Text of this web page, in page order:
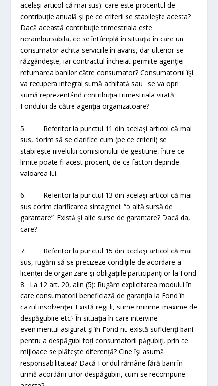
acelaşi articol că mai sus): care este procentul de
contribuţie anuală şi pe ce criterii se stabileşte acesta?
Dacă această contribuţie trimestriala este
nerambursabila, ce se întâmplă în situaţia în care un
consumator achita serviciile în avans, dar ulterior se
răzgândeşte, iar contractul încheiat permite agenţiei
returnarea banilor către consumator? Consumatorul îşi
va recupera integral sumă achitată sau i se va opri
sumă reprezentând contribuţia trimestriala virată
Fondului de către agenţia organizatoare?
5. Referitor la punctul 11 din acelaşi articol că mai
sus, dorim să se clarifice cum (pe ce criterii) se
stabileşte nivelului comisionului de gestiune, între ce
limite poate fi acest procent, de ce factori depinde
valoarea lui.
6. Referitor la punctul 13 din acelaşi articol că mai
sus dorim clarificarea sintagmei: “o altă sursă de
garantare”. Există şi alte surse de garantare? Dacă da,
care?
7. Referitor la punctul 15 din acelaşi articol că mai
sus, rugăm să se precizeze condiţiile de acordare a
licenţei de organizare şi obligaţiile participanţilor la Fond
8. La 12 art. 20, alin (5): Rugăm explicitarea modului în
care consumatorii beneficiază de garanţia la Fond în
cazul insolvenţei. Există reguli, sume minime-maxime de
despăgubire etc? În situaţia în care intervine
evenimentul asigurat şi în Fond nu există suficienţi bani
pentru a despăgubi toţi consumatorii păgubiţi, prin ce
mijloace se plăteşte diferenţă? Cine îşi asumă
responsabilitatea? Dacă Fondul rămâne fără bani în
urmă acordării unor despăgubiri, cum se recompune